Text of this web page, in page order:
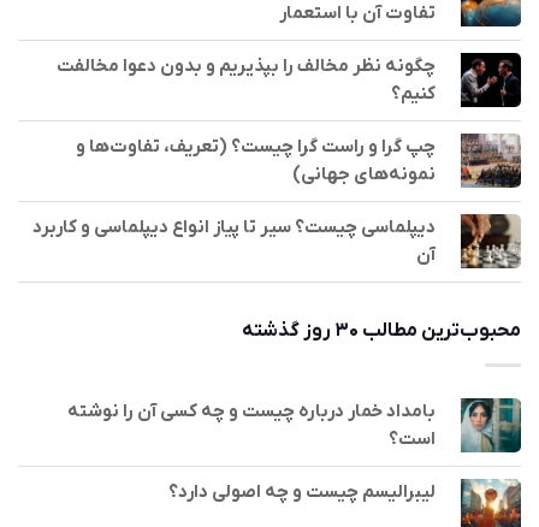
تفاوت آن با استعمار
چگونه نظر مخالف را بپذیریم و بدون دعوا مخالفت
کنیم؟
چپ گرا و راست گرا چیست؟ (تعریف، تفاوت‌ها و
نمونه‌های جهانی)
دیپلماسی چیست؟ سیر تا پیاز انواع دیپلماسی و کاربرد
آن
محبوب‌ترین مطالب ۳۰ روز گذشته
بامداد خمار درباره چیست و چه کسی آن را نوشته
است؟
لیبرالیسم چیست و چه اصولی دارد؟